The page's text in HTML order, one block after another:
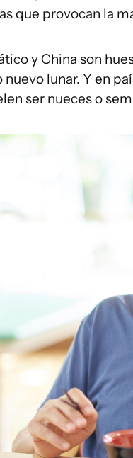
que provocan la
y China son
lunar. Y en
ser nueces o